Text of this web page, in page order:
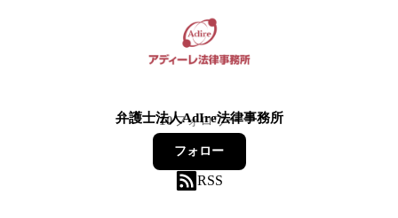
弁護士法人AdIre法律事務所
10フォロワー
フォロー
RSS